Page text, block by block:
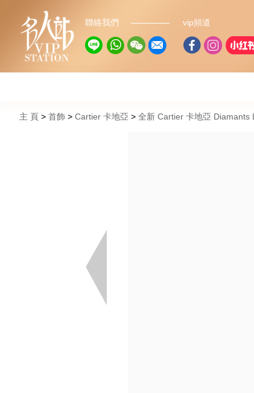
聯絡我們 vip頻道
主 頁 首飾 Cartier 卡地亞 全新 Cartier 卡地亞 Diamants